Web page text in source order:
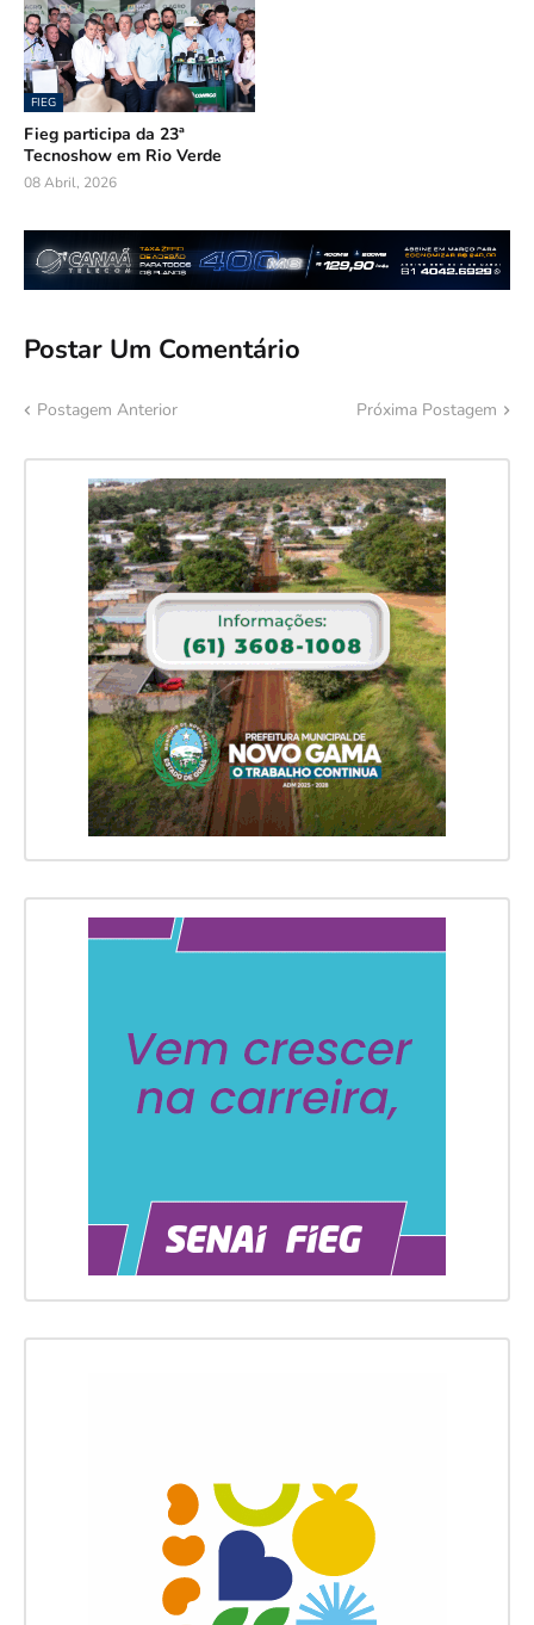
FIEG
Fieg participa da 23ª
Tecnoshow em Rio Verde
08 Abril, 2026
Postar Um Comentário
Postagem Anterior Próxima Postagem